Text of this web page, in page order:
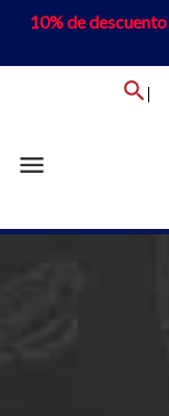
10% de descuento
menu